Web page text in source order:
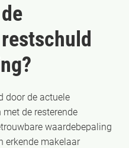
door de actuele
de resterende
waardebepaling
erkende makelaar